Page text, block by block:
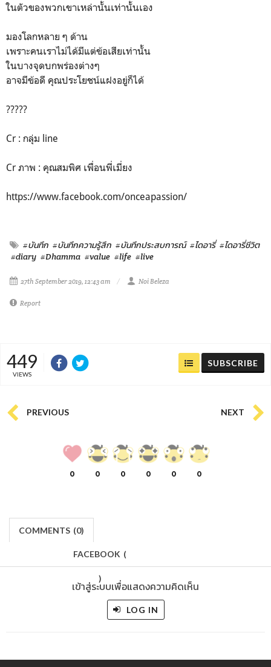
ในตัวของพวกเขาเหล่านั้นเท่านั้นเอง
มองโลกหลาย ๆ ด้าน
เพราะคนเราไม่ได้มีแต่ข้อเสียเท่านั้น
ในบางจุดบกพร่องต่างๆ
อาจมีข้อดี คุณประโยชน์แฝงอยู่ก็ได้
?????
Cr : กลุ่ม line
Cr ภาพ : คุณสมพิศ เพื่อนพี่เมี่ยง
https://www.facebook.com/onceapassion/
#บันทึก #บันทึกความรู้สึก #บันทึกประสบการณ์ #ไดอารี่ #ไดอารี่ชีวิต
#diary #Dhamma #value #life #live
27th September 2019, 12:43 am Noi Beleza
Report
449
VIEWS
SUBSCRIBE
PREVIOUS NEXT
0 0 0 0 0 0
COMMENTS (0)
FACEBOOK (
)
เข้าสู่ระบบเพื่อแสดงความคิดเห็น
LOG IN